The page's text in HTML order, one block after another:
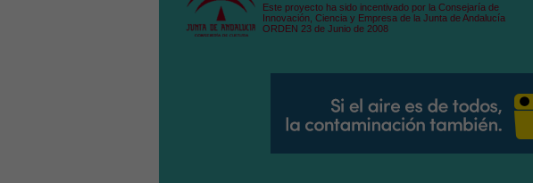
Este proyecto ha sido incentivado por la Consejaría de
Innovación, Ciencia y Empresa de la Junta de Andalucía
ORDEN 23 de Junio de 2008